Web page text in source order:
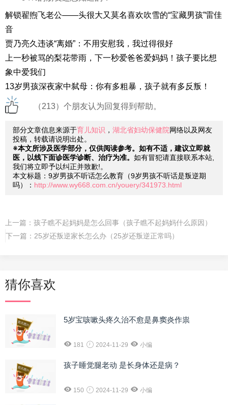
解锁翟煦飞老公——头很大又莫名喜欢吹雪的“宝藏男孩”雷佳
音
贾乃亮久违谈“离婚”：不用安慰我，我过得很好
上一秒被骂的梨花带雨，下一秒爱爸爸爱妈妈！孩子要比想
象中爱我们
13岁男孩深夜家中弑母：你有多粗暴，孩子就有多反叛！
（213）个朋友认为回复得到帮助。
部分文章信息来源于育儿知识 ， 湖北省妇幼保健院网络以及网友
投稿，转载请说明出处。
※本文所涉及医学部分，仅供阅读参考。如有不适，建议立即就
医，以线下面诊医学诊断、治疗为准。 如有冒犯请直接联系本站,
我们将立即予以纠正并致歉!。
本文标题：9岁男孩不听话怎么教育（9岁男孩不听话是叛逆期
吗）： http://www.wy668.com.cn/youery/341973.html
上一篇： 孩子瞧不起妈妈是怎么回事（孩子瞧不起妈妈什么原因）
下一篇： 25岁还叛逆家长怎么办（25岁还叛逆正常吗）
猜你喜欢
5岁宝咳嗽头疼久治不愈是鼻窦炎作祟
181 2024-11-29 小编
孩子睡觉腿老动 是长身体还是病？
150 2024-11-29 小编